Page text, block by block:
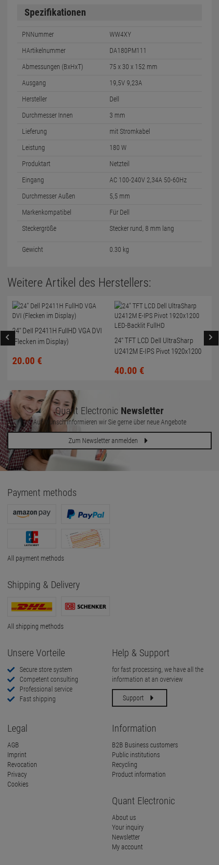
Spezifikationen
PNNummer WW4XY
HArtikelnummer DA180PM111
Abmessungen (BxHxT) 75 x 30 x 152 mm
Ausgang 19,5V 9,23A
Hersteller Dell
Durchmesser Innen 3 mm
Lieferung mit Stromkabel
Leistung 180 W
Produktart Netzteil
Eingang AC 100-240V 2,34A 50-60Hz
Durchmesser Außen 5,5 mm
Markenkompatibel Für Dell
Steckergröße Stecker rund, 8 mm lang
Gewicht 0.30 kg
Weitere Artikel des Herstellers:
24" Dell P2411H FullHD VGA DVI
(Flecken im Display)
20.00 €
24" TFT LCD Dell UltraSharp
U2412M E-IPS Pivot 1920x1200
40.00 €
Quant Electronic Newsletter
Auf Wunsch informieren wir Sie gerne über neue Angebote
Zum Newsletter anmelden
Payment methods
All payment methods
Shipping & Delivery
All shipping methods
Unsere Vorteile
Secure store system
Competent consulting
Professional service
Fast shipping
Help & Support
for fast processing, we have all the
information at an overview
Support
Legal
AGB
Imprint
Revocation
Privacy
Cookies
Information
B2B Business customers
Public institutions
Recycling
Product information
Quant Electronic
About us
Your inquiry
Newsletter
My account